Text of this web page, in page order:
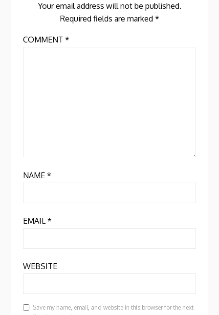
Your email address will not be published.
Required fields are marked *
COMMENT*
NAME*
EMAIL*
WEBSITE
Save my name, email, and website in this browser for the next